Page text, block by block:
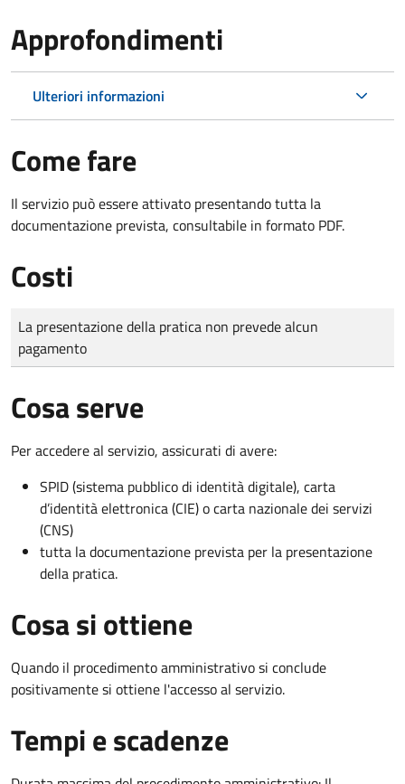
Approfondimenti
Ulteriori informazioni
Come fare
Il servizio può essere attivato presentando tutta la
documentazione prevista, consultabile in formato PDF.
Costi
Tipo di pagamento
Importo
La presentazione della pratica non prevede alcun
pagamento
Cosa serve
Per accedere al servizio, assicurati di avere:
SPID (sistema pubblico di identità digitale), carta
d’identità elettronica (CIE) o carta nazionale dei servizi
(CNS)
tutta la documentazione prevista per la presentazione
della pratica.
Cosa si ottiene
Quando il procedimento amministrativo si conclude
positivamente si ottiene l'accesso al servizio.
Tempi e scadenze